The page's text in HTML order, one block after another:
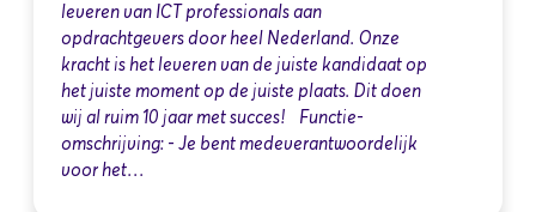
leveren van ICT professionals aan
opdrachtgevers door heel Nederland. Onze
kracht is het leveren van de juiste kandidaat op
het juiste moment op de juiste plaats. Dit doen
wij al ruim 10 jaar met succes! Functie-
omschrijving: - Je bent medeverantwoordelijk
voor het…